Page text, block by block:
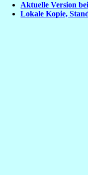
Aktuelle Version
Lokale Kopie,